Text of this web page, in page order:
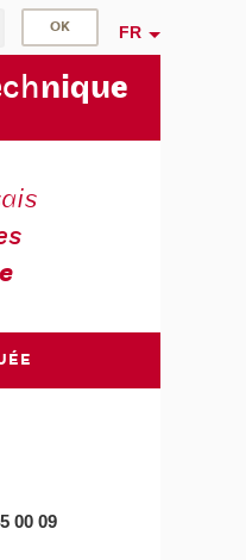
FR
nique
00 09